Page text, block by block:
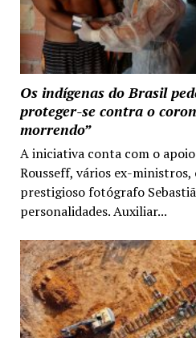
Os indígenas do Brasil
proteger-se contra o
morrendo”
A iniciativa conta com o
Rousseff, vários ex-
prestigioso fotógrafo
personalidades. Auxiliar...